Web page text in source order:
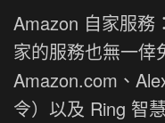
Amazon 自家服務
家的服務也無一倖
Amazon.com、
令）以及 Ring 智